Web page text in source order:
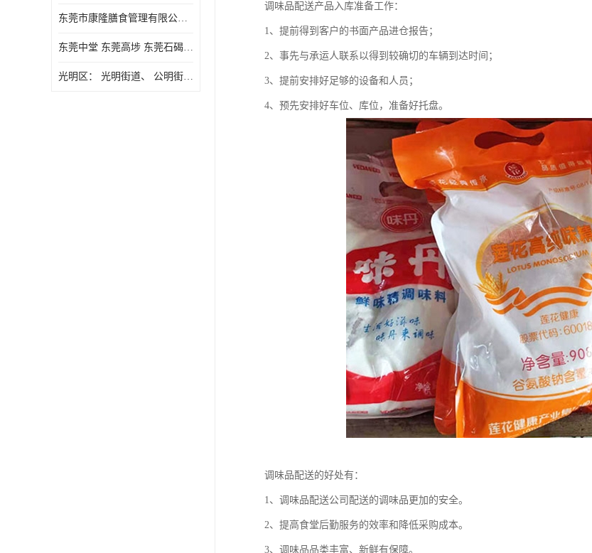
东莞市康隆膳食管理有限公司 长安蔬菜配送 虎门蔬菜配送 大岭山蔬菜配送
东莞中堂 东莞高埗 东莞石碣 东莞望牛墩 东莞洪梅 东莞道滘 东莞石龙镇 东莞石排镇
光明区： 光明街道、 公明街道、 新湖街道、 凤凰街道、 玉塘街道、 马田街道
调味品配送产品入库准备工作：
1、提前得到客户的书面产品进仓报告；
2、事先与承运人联系以得到较确切的车辆到达时间；
3、提前安排好足够的设备和人员；
4、预先安排好车位、库位，准备好托盘。
调味品配送的好处有：
1、调味品配送公司配送的调味品更加的安全。
2、提高食堂后勤服务的效率和降低采购成本。
3、调味品品类丰富、新鲜有保障。